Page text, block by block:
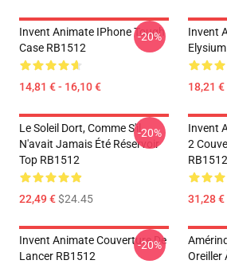
Invent Animate IPhone Tough
Case RB1512
14,81 € - 16,10 €
-20%
Invent
18,21
Le Soleil Dort, Comme S'il
N'avait Jamais Été Réservoir
Top RB1512
22,49 €$24.45
-20%
Invent
2
RB1512
31,28 €
Invent Animate Couverture De
Lancer RB1512
-20%
Oreiller